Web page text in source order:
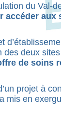
du Val-
accéder aux
des deux
de soins
projet à
mis en